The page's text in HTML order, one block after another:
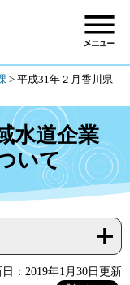
> 平成31年２月香川県
水道企業
いて
日：2019年1月30日更新